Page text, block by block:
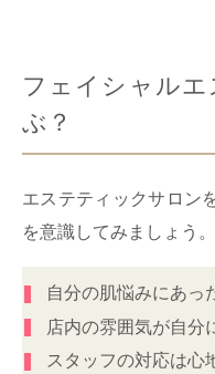
フェイシャル
ぶ？
エステティックサロン
を意識してみましょう。
自分の肌悩みにあっ
店内の雰囲気が自分
スタッフの対応は心